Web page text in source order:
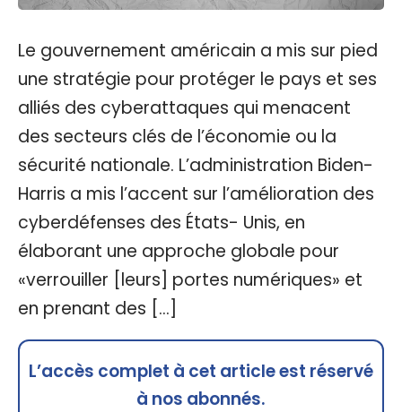
Le gouvernement américain a mis sur pied
une stratégie pour protéger le pays et ses
alliés des cyberattaques qui menacent
des secteurs clés de l’économie ou la
sécurité nationale. L’administration Biden-
Harris a mis l’accent sur l’amélioration des
cyberdéfenses des États- Unis, en
élaborant une approche globale pour
«verrouiller [leurs] portes numériques» et
en prenant des […]
L’accès complet à cet article est réservé
à nos abonnés.